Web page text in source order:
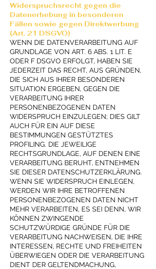
Widerspruchsrecht gegen die
Datenerhebung in besonderen
Fällen sowie gegen Direktwerbung
(Art. 21 DSGVO)
WENN DIE DATENVERARBEITUNG AUF
GRUNDLAGE VON ART. 6 ABS. 1 LIT. E
ODER F DSGVO ERFOLGT, HABEN SIE
JEDERZEIT DAS RECHT, AUS GRÜNDEN,
DIE SICH AUS IHRER BESONDEREN
SITUATION ERGEBEN, GEGEN DIE
VERARBEITUNG IHRER
PERSONENBEZOGENEN DATEN
WIDERSPRUCH EINZULEGEN; DIES GILT
AUCH FÜR EIN AUF DIESE
BESTIMMUNGEN GESTÜTZTES
PROFILING. DIE JEWEILIGE
RECHTSGRUNDLAGE, AUF DENEN EINE
VERARBEITUNG BERUHT, ENTNEHMEN
SIE DIESER DATENSCHUTZERKLÄRUNG.
WENN SIE WIDERSPRUCH EINLEGEN,
WERDEN WIR IHRE BETROFFENEN
PERSONENBEZOGENEN DATEN NICHT
MEHR VERARBEITEN, ES SEI DENN, WIR
KÖNNEN ZWINGENDE
SCHUTZWÜRDIGE GRÜNDE FÜR DIE
VERARBEITUNG NACHWEISEN, DIE IHRE
INTERESSEN, RECHTE UND FREIHEITEN
ÜBERWIEGEN ODER DIE VERARBEITUNG
DIENT DER GELTENDMACHUNG,